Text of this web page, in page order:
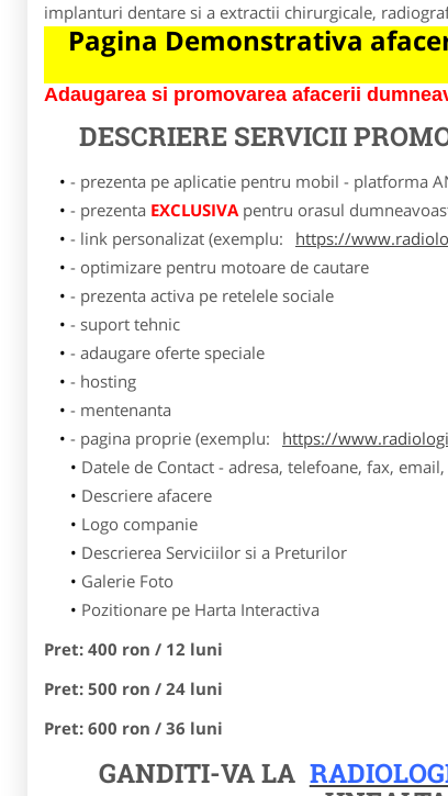
implanturi dentare si a extractii chirurgicale,
Pagina Demonstrativa
Adaugarea si promovarea afacerii
DESCRIERE SERVICII
- prezenta pe aplicatie pentru mobil - platforma
- prezenta EXCLUSIVApentru orasul
- link personalizat (exemplu:
https://
- optimizare pentru motoare de cautare
- prezenta activa pe retelele sociale
- suport tehnic
- adaugare oferte speciale
- hosting
- mentenanta
- pagina proprie (exemplu:
https://
Datele de Contact - adresa, telefoane, fax,
Descriere afacere
Logo companie
Descrierea Serviciilor si a Preturilor
Galerie Foto
Pozitionare pe Harta Interactiva
Pret: 400 ron / 12 luni
Pret: 500 ron / 24 luni
Pret: 600 ron / 36 luni
GANDITI-VA LA